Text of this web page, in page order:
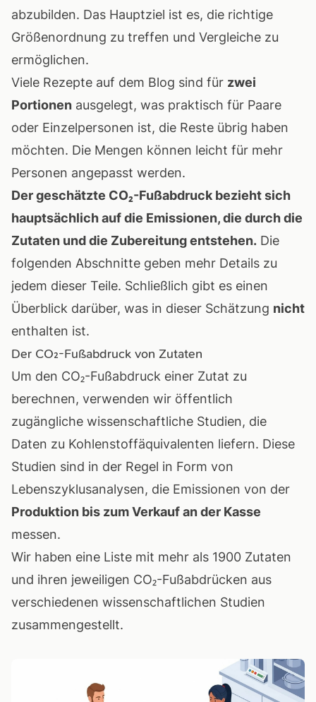
abzubilden. Das Hauptziel ist es, die richtige
Größenordnung zu treffen und Vergleiche zu
ermöglichen.
Viele Rezepte auf dem Blog sind für zwei
Portionen ausgelegt, was praktisch für Paare
oder Einzelpersonen ist, die Reste übrig haben
möchten. Die Mengen können leicht für mehr
Personen angepasst werden.
Der geschätzte CO₂-Fußabdruck bezieht sich
hauptsächlich auf die Emissionen, die durch die
Zutaten und die Zubereitung entstehen. Die
folgenden Abschnitte geben mehr Details zu
jedem dieser Teile. Schließlich gibt es einen
Überblick darüber, was in dieser Schätzung nicht
enthalten ist.
Der CO₂-Fußabdruck von Zutaten
Um den CO₂-Fußabdruck einer Zutat zu
berechnen, verwenden wir öffentlich
zugängliche wissenschaftliche Studien, die
Daten zu Kohlenstoffäquivalenten liefern. Diese
Studien sind in der Regel in Form von
Lebenszyklusanalysen, die Emissionen von der
Produktion bis zum Verkauf an der Kasse
messen.
Wir haben eine Liste mit mehr als 1900 Zutaten
und ihren jeweiligen CO₂-Fußabdrücken aus
verschiedenen wissenschaftlichen Studien
zusammengestellt.